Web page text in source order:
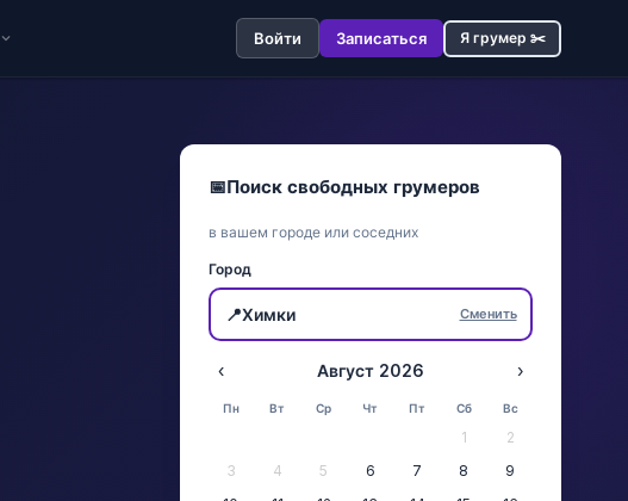
Войти Записаться Я грумер ✂️
📅Поиск свободных грумеров
в вашем городе или соседних
Город
📍Химки Сменить
‹ Август 2026 ›
Пн Вт Ср Чт Пт Сб Вс
1
2
3
4 5 6 7 8
9